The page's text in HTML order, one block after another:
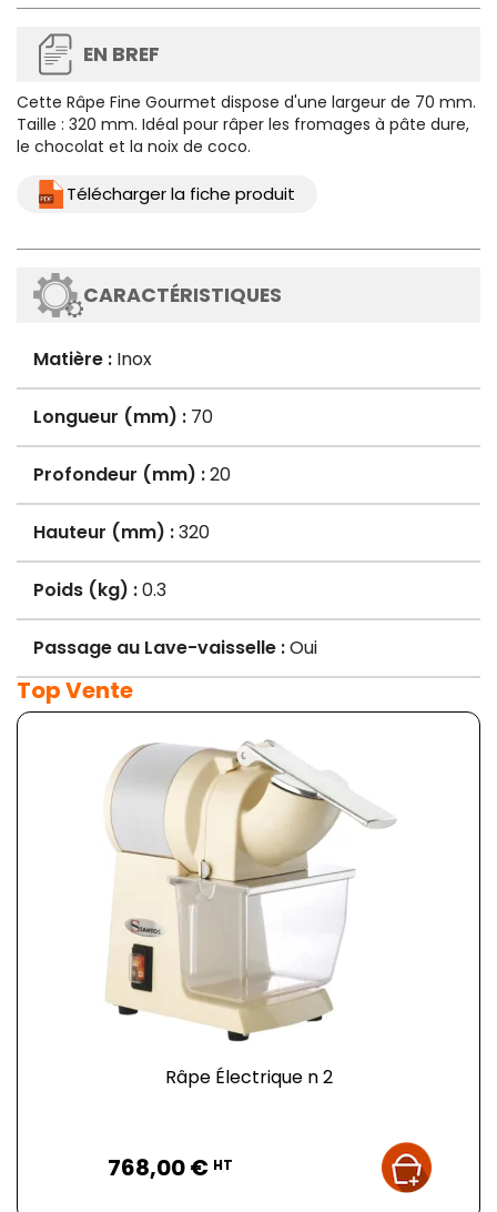
EN BREF
Cette Râpe Fine Gourmet dispose d'une largeur de 70 mm.
Taille : 320 mm. Idéal pour râper les fromages à pâte dure,
le chocolat et la noix de coco.
Télécharger la fiche produit
CARACTÉRISTIQUES
Matière : Inox
Longueur (mm) : 70
Profondeur (mm) :20
Hauteur (mm) :320
Poids (kg) :0.3
Passage au Lave-vaisselle :Oui
Top Vente
Râpe Électrique n 2
768,00 € HT